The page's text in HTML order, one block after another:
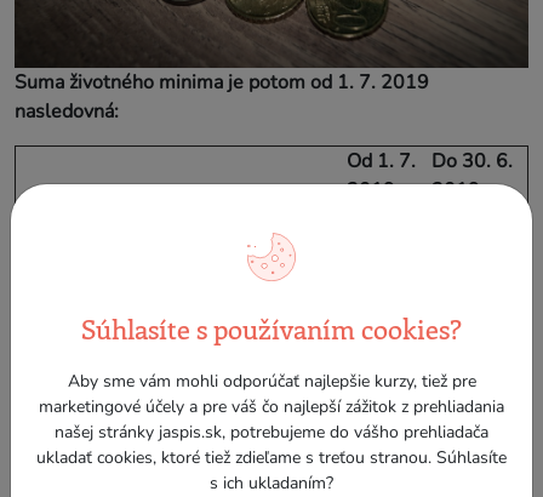
Suma životného minima je potom od 1. 7. 2019
nasledovná:
Od 1. 7.
2019
Do 30. 6.
2019
Jedna plnoletá fyzická osoba
Ďalšia spoločne posudzovaná osoba
146,64
eur
143,06
eur
Nezaopatrené dieťa alebo zaopatrené
neplnoleté dieťa
95,96
eur
93,61 eur
Z toho vyplýva, že suma životného minima pre jednu
Súhlasíte s používaním cookies?
Aby sme vám mohli odporúčať najlepšie kurzy, tiež pre
marketingové účely a pre váš čo najlepší zážitok z prehliadania
našej stránky jaspis.sk, potrebujeme do vášho prehliadača
ukladať cookies, ktoré tiež zdieľame s treťou stranou. Súhlasíte
s ich ukladaním?